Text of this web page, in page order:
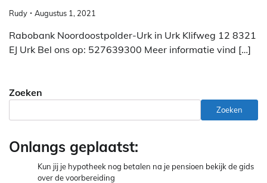
Rudy Augustus 1, 2021
Rabobank Noordoostpolder-Urk in Urk Klifweg 12 8321
EJ Urk Bel ons op: 527639300 Meer informatie vind […]
Zoeken
Zoeken
Onlangs geplaatst:
Kun jij je hypotheek nog betalen na je pensioen bekijk de gids
over de voorbereiding